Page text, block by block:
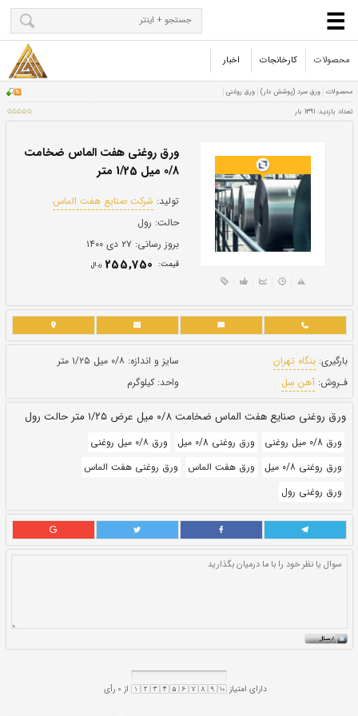
محصولات کارخانجات اخبار
ورق روغنی هفت الماس ضخامت
0/8 میل 1/25 متر
تولید:شرکت صنایع هفت الماس
حالت:
بروز رسانی: ۲۷ دی ۱۴۰۰
قيمت: 255,750 ريال
واحد:کیلوگرم